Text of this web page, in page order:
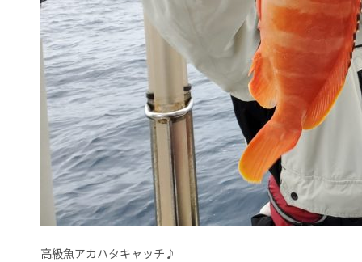
高級魚アカハタキャッチ♪